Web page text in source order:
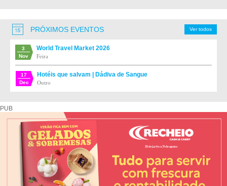
Ver todos
PRÓXIMOS EVENTOS
3
Nov
World Travel Market 2026
Feira
17
Dec
Hotéis que salvam | Dádiva de Sangue
Outro
PUB